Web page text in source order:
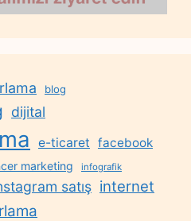
blog
dijital
e-ticaret facebook
marketing infografik
satış internet